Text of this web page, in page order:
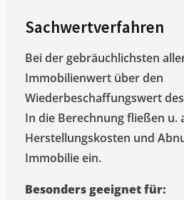
Sachwertverfahren
Bei der gebräuchlichsten
Immobilienwert über den
Wiederbeschaffungswert
In die Berechnung fließen u.
Herstellungskosten und
Immobilie ein.
Besonders geeignet für: